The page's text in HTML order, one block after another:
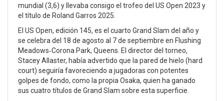
mundial (3,6) y llevaba consigo el trofeo del US Open 2023 y
el título de Roland Garros 2025.
El US Open, edición 145, es el cuarto Grand Slam del año y
se celebra del 18 de agosto al 7 de septiembre en Flushing
Meadows‑Corona Park, Queens. El director del torneo,
Stacey Allaster, había advertido que la pared de hielo (hard
court) seguiría favoreciendo a jugadoras con potentes
golpes de fondo, como la propia Osaka, quien ha ganado
sus cuatro títulos de Grand Slam sobre esta superficie.